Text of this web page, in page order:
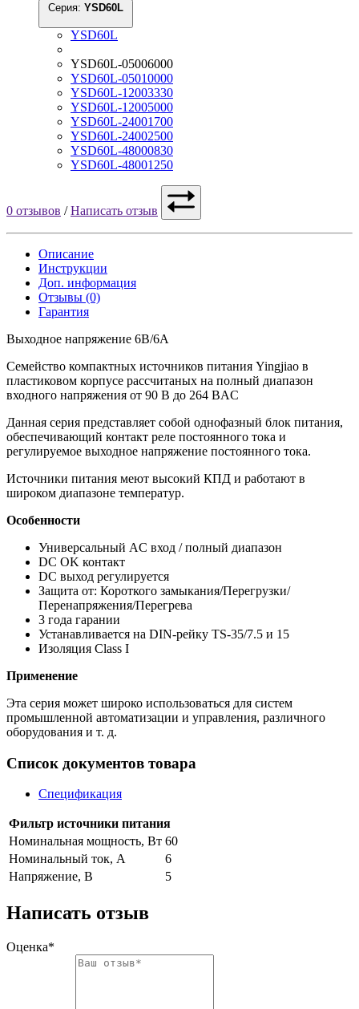
Серия:
YSD60L
YSD60L-05006000
YSD60L-05010000
YSD60L-12003330
YSD60L-12005000
YSD60L-24001700
YSD60L-24002500
YSD60L-48000830
YSD60L-48001250
0 отзывов /Написать отзыв
Описание
Инструкции
Доп. информация
Отзывы (0)
Гарантия
Выходное напряжение 6В/6А
Семейство компактных источников питания Yingjiao в
пластиковом корпусе рассчитаных на полный диапазон
входного напряжения от 90 В до 264 ВAC
Данная серия представляет собой однофазный блок питания,
обеспечивающий контакт реле постоянного тока и
регулируемое выходное напряжение постоянного тока.
Источники питания меют высокий КПД и работают в
широком диапазоне температур.
Особенности
Универсальный AC вход / полный диапазон
DC OK контакт
DC выход регулируется
Защита от: Короткого замыкания/Перегрузки/
Перенапряжения/Перегрева
3 года гарании
Устанавливается на DIN-рейку TS-35/7.5 и 15
Изоляция Class I
Применение
Эта серия может широко использоваться для систем
промышленной автоматизации и управления, различного
оборудования и т. д.
Список документов товара
Спецификация
Фильтр источники питания
Номинальная мощность, Вт 60
Номинальный ток, A
6
Напряжение, В
5
Написать отзыв
Оценка*